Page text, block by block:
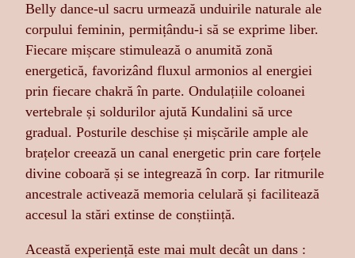
Belly dance-ul sacru urmează unduirile naturale ale
corpului feminin, permițându-i să se exprime liber.
Fiecare mișcare stimulează o anumită zonă
energetică, favorizând fluxul armonios al energiei
prin fiecare chakră în parte. Ondulațiile coloanei
vertebrale și soldurilor ajută Kundalini să urce
gradual. Posturile deschise și mișcările ample ale
brațelor creează un canal energetic prin care forțele
divine coboară și se integrează în corp. Iar ritmurile
ancestrale activează memoria celulară și facilitează
accesul la stări extinse de conștiință.
Această experiență este mai mult decât un dans :